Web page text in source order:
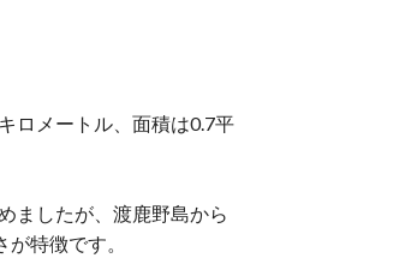
ロメートル、面積は0.7平
ましたが、渡鹿野島から
特徴です。